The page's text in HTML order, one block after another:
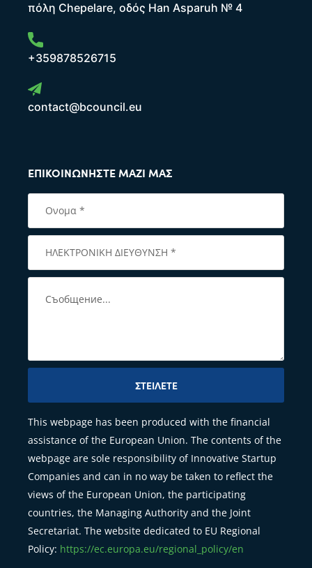
πόλη Chepelare, οδός Han Asparuh № 4
+359878526715
contact@bcouncil.eu
ΕΠΙΚΟΙΝΩΝΉΣΤΕ ΜΑΖΊ ΜΑΣ
ΣΤΕΊΛΕΤΕ
This webpage has been produced with the financial
assistance of the European Union. The contents of the
webpage are sole responsibility of Innovative Startup
Companies and can in no way be taken to reflect the
views of the European Union, the participating
countries, the Managing Authority and the Joint
Secretariat. The website dedicated to EU Regional
Policy: https://ec.europa.eu/regional_policy/en